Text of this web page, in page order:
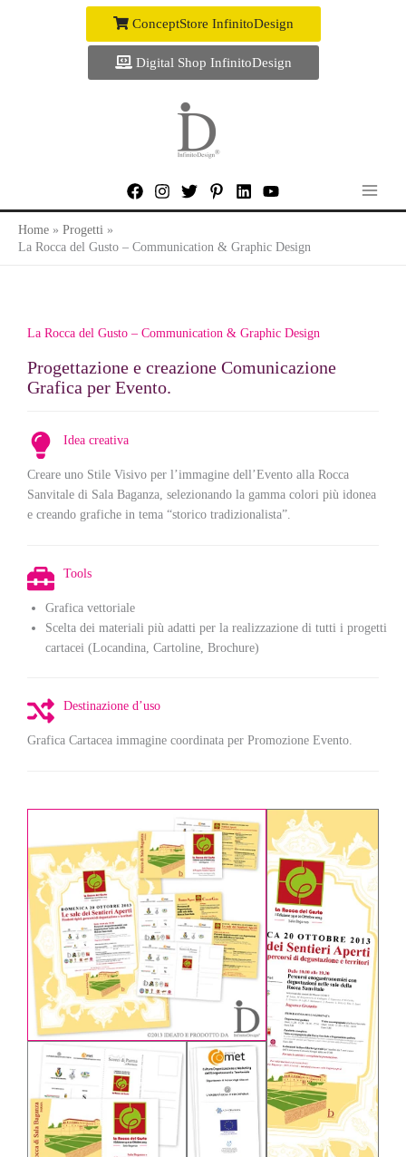
ConceptStore InfinitoDesign
Digital Shop InfinitoDesign
Home
Progetti
La Rocca del Gusto – Communication & Graphic Design
La Rocca del Gusto – Communication & Graphic Design
Progettazione e creazione Comunicazione
Grafica per Evento.
Idea creativa
Creare uno Stile Visivo per l’immagine dell’Evento alla Rocca
Sanvitale di Sala Baganza, selezionando la gamma colori più idonea
e creando grafiche in tema “storico tradizionalista”.
Tools
Grafica vettoriale
Scelta dei materiali più adatti per la realizzazione di tutti i progetti
cartacei (Locandina, Cartoline, Brochure)
Destinazione d’uso
Grafica Cartacea immagine coordinata per Promozione Evento.